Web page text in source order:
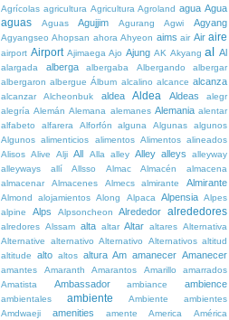
Agrícolas agricultura Agricultura Agroland agua Agua
aguas Aguas Agujjim Agurang Agwi Agyang
Agyangseo Ahopsan ahora Ahyeon aims air Air aire
airport Airport Ajimaega Ajo Ajung AK Akyang al Al
alargada alberga albergaba Albergando
albergar
albergaron albergue Álbum alcalino alcance alcanza
alcanzar Alcheonbuk aldea Aldea Aldeas
alegr
alegría Alemán Alemana alemanes Alemania alentar
alfabeto
alfarera Alforfón alguna Algunas
algunos
Algunos alimenticios alimentos Alimentos alineados
Alisos Alive Alji All Alla alley Alley alleys
alleyway
alleyways
allí Allsso Almac Almacén
almacena
almacenar
Almacenes Almecs almirante Almirante
Almond alojamientos Along Alpaca Alpensia Alpes
alpine
Alps Alpsoncheon Alrededor alrededores
alredores Alssam alta altar Altar altares Alternativa
Alternative
alternativo Alternativo Alternativos altitud
altitude
alto altos altura Am amanecer Amanecer
amantes Amaranth Amarantos Amarillo
amarrados
Amatista
Ambassador ambiance ambience
ambientales ambiente Ambiente
ambientes
Amdwaeji
amenities amente America
América